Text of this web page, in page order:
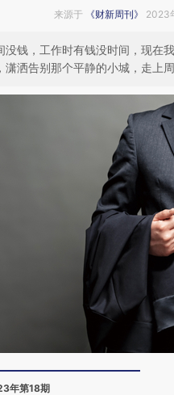
来源于 《财新周刊》 2023
没钱，工作时有钱没时间，现在
潇洒告别那个平静的小城，走上
年第18期